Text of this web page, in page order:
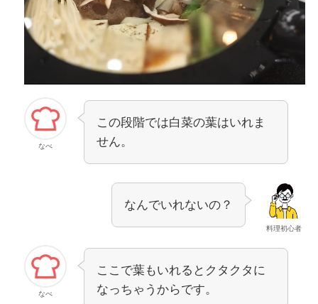
なべ
この段階では白菜の葉はいれま
せん。
料理初心者
なんでいれないの？
なべ
ここで葉もいれるとクタクタに
なっちゃうからです。